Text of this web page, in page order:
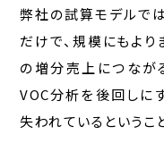
弊社の試算モデルで
だけで、規模にもよ
の増分売上につなが
VOC分析を後回しに
失われているというこ